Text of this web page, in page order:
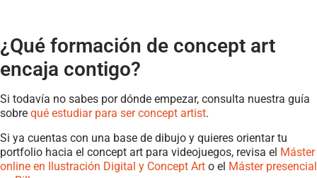
¿Qué formación de concept art
encaja contigo?
Si todavía no sabes por dónde empezar, consulta nuestra guía
sobre qué estudiar para ser concept artist.
Si ya cuentas con una base de dibujo y quieres orientar tu
portfolio hacia el concept art para videojuegos, revisa el Máster
online en Ilustración Digital y Concept Art o el Máster presencial